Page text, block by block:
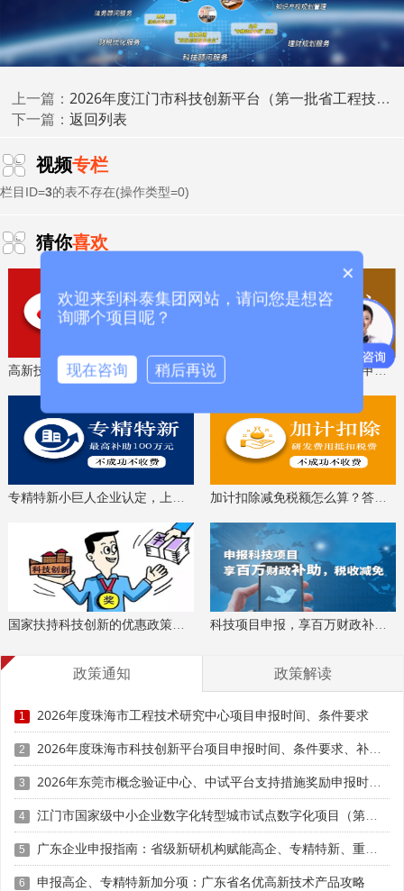
梅州市科学技术局
2026年6月29日
科泰集团(https://www.gdktzx.com/)成立17年来，致力于
提供 高新技术企业认定、 名优高新技术产品
定、省市重点实验室认定、新型研发机构认定、
小企业、专精特新“小巨人”、制造业单项冠军、专利软著申
认证、科技型中小企
业评价入库、创新创业大赛、专利奖、科学技术奖、
科技成
果评价
、科技成果转化 等服务。关注【科小泰】公众号，及
上一篇： 2026年度江门市科技创新平台（第一批省工程技术研究中心）建设拟资助名单的公示
下一篇：返回列表
视频专栏
栏目ID=3的表不存在(操作类型=0)
猜你喜欢
高新技术企业认定，免费评估，通过后再收费 省工程技术研究中心，专业申报、指导培训
加计扣除减免税额怎么算？答疑解惑、咨询培训
国家扶持科技创新的优惠政策，索取资料、解读政策 科技项目申报，享百万财政补贴，减免40%所得税
政策通知 政策解读
1 2026年度珠海市工程技术研究中心项目申报时间、条件要求
2 2026年度珠海市科技创新平台项目申报时间、条件要求、补助奖励
3 2026年东莞市概念验证中心、中试平台支持措施奖励申报时间、条件要求、奖补标准
4 江门市国家级中小企业数字化转型城市试点数字化项目（第一批）入库申报时间、条件要求、补助奖励
5 广东企业申报指南：省级新研机构赋能高企、专精特新、重大专项
6 申报高企、专精特新加分项：广东省名优高新技术产品攻略
×
欢迎来到科泰集团网站，请问您是想咨
询哪个项目呢？
现在咨询 稍后再说